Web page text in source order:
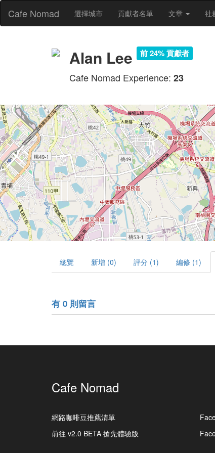
Cafe Nomad 選擇城市 貢獻者名單 文章 社
Alan Lee 前 24% 貢獻者
Cafe Nomad Experience: 23
總覽 新增 (0) 評分 (1) 編修 (1)
有 0 則留言
Cafe Nomad
網路咖啡豆推薦清單
前往 v2.0 BETA 搶先體驗版